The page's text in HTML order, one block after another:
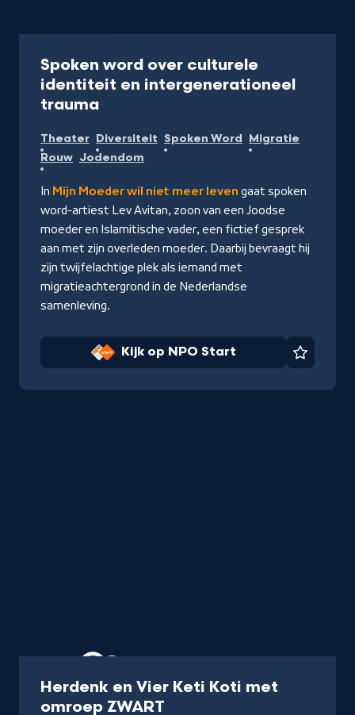
Spoken word over culturele
identiteit en intergenerationeel
trauma-
op
NPO
Start
Theater Diversiteit Spoken Word Migratie
Rouw Jodendom
In Mijn Moeder wil niet meer leven gaat spoken
word-artiest Lev Avitan, zoon van een Joodse
moeder en Islamitische vader, een fictief gesprek
aan met zijn overleden moeder. Daarbij bevraagt hij
zijn twijfelachtige plek als iemand met
migratieachtergrond in de Nederlandse
samenleving.
Kijk op NPO Start
Herdenk en Vier Keti Koti met
omroep ZWART